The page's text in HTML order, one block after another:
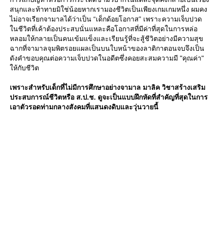
สนุกและท้าทายมิใช่น้อยหากเรามองชีวิตเป็นเพียงเกมเกมหนึ่ง ผมคง
ไม่อาจเรียกจามาลได้ว่าเป็น “เด็กด้อยโอกาส” เพราะความเจ็บปวด
นชีวิตที่เค้าต้องประสบนั่นแหละคือโอกาสที่มีค่าที่สุดในการหล่อ
หลอมให้กลายเป็นคนเข้มแข็งและเรียนรู้ที่จะสู้ชีวิตอย่างมีความสุข
ฉากที่จามาลจุมพิตรอยแผลเป็นบนใบหน้าของลาติกาตอนจบจึงเป็น
ดังคำขอบคุณต่อความเจ็บปวดในอดีตซึ่งคอยสะสมความมี "คุณค่า"
ห้กับชีวิต
เพราะสำหรับเด็กที่ไม่มีการศึกษาอย่างจามาล มาลิค วิชาสร้างเสริม
ประสบการณ์ชีวิตหรือ ส.ป.ช. ดูจะเป็นแบบฝึกหัดที่สำคัญที่สุดในการ
เอาตัวรอดท่ามกลางสังคมที่แสนดงดิบและวุ่นวายนี้